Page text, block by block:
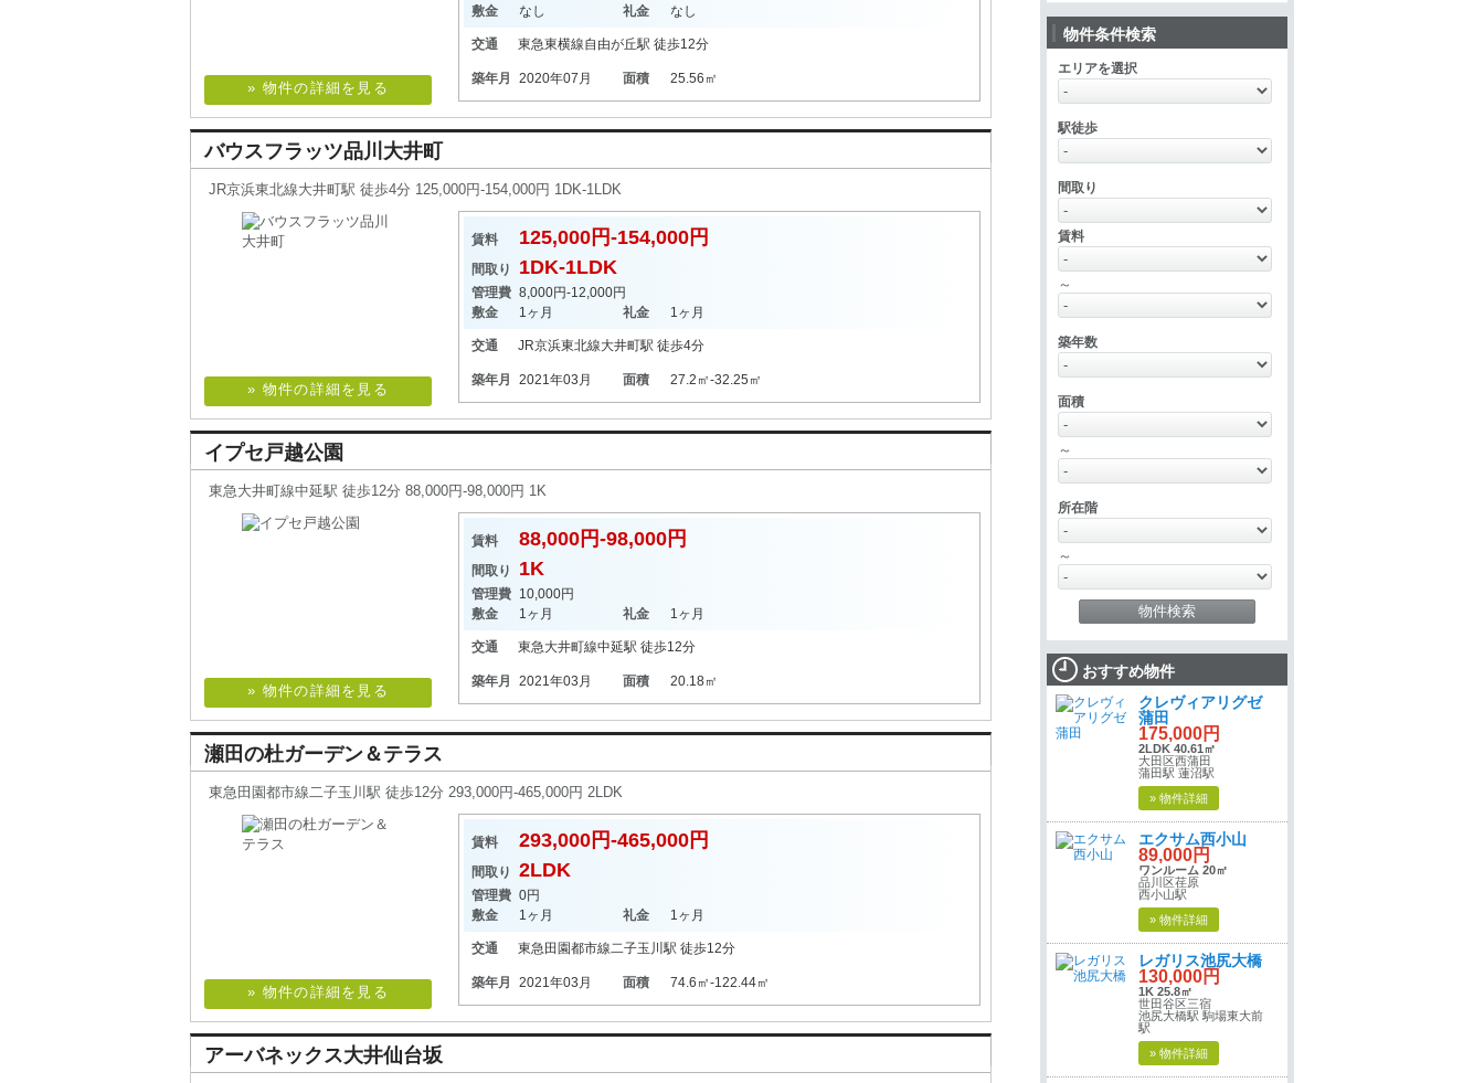
» 物件の詳細を見る
敷金
なし 礼金 なし
交通 東急東横線自由が丘駅 徒歩12分
築年月 2020年07月 面積 25.56㎡
バウスフラッツ品川大井町
JR京浜東北線大井町駅 徒歩4分 125,000円-154,000円 1DK-1LDK
» 物件の詳細を見る
賃料 125,000円-154,000円
間取り 1DK-1LDK
管理費 8,000円-12,000円
敷金
1ヶ月 礼金 1ヶ月
交通 JR京浜東北線大井町駅 徒歩4分
築年月 2021年03月 面積 27.2㎡-32.25㎡
イプセ戸越公園
東急大井町線中延駅 徒歩12分 88,000円-98,000円 1K
» 物件の詳細を見る
賃料 88,000円-98,000円
間取り 1K
管理費 10,000円
敷金
1ヶ月 礼金 1ヶ月
交通 東急大井町線中延駅 徒歩12分
築年月 2021年03月 面積 20.18㎡
瀬田の杜ガーデン＆テラス
東急田園都市線二子玉川駅 徒歩12分 293,000円-465,000円 2LDK
» 物件の詳細を見る
賃料 293,000円-465,000円
間取り 2LDK
管理費 0円
敷金
1ヶ月 礼金 1ヶ月
交通 東急田園都市線二子玉川駅 徒歩12分
築年月 2021年03月 面積 74.6㎡-122.44㎡
アーバネックス大井仙台坂
物件条件検索
エリアを選択
駅徒歩
間取り
賃料
～
築年数
面積
～
所在階
～
おすすめ物件
クレヴィアリグゼ
蒲田
175,000円
2LDK 40.61㎡
大田区西蒲田
蒲田駅 蓮沼駅
» 物件詳細
エクサム西小山
89,000円
ワンルーム 20㎡
品川区荏原
西小山駅
» 物件詳細
レガリス池尻大橋
130,000円
1K 25.8㎡
世田谷区三宿
池尻大橋駅 駒場東大前
駅
» 物件詳細